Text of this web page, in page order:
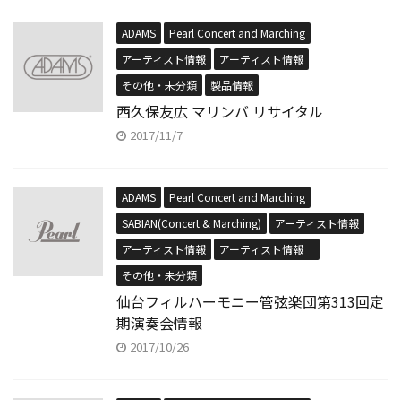
ADAMS
Pearl Concert and Marching
アーティスト情報
アーティスト情報
その他・未分類
製品情報
西久保友広 マリンバ リサイタル
2017/11/7
ADAMS
Pearl Concert and Marching
SABIAN(Concert & Marching)
アーティスト情報
アーティスト情報
アーティスト情報
その他・未分類
仙台フィルハーモニー管弦楽団第313回定
期演奏会情報
2017/10/26